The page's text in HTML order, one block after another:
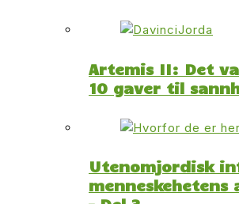
Artemis II: Det
10 gaver til
Utenomjordisk
menneskehetens